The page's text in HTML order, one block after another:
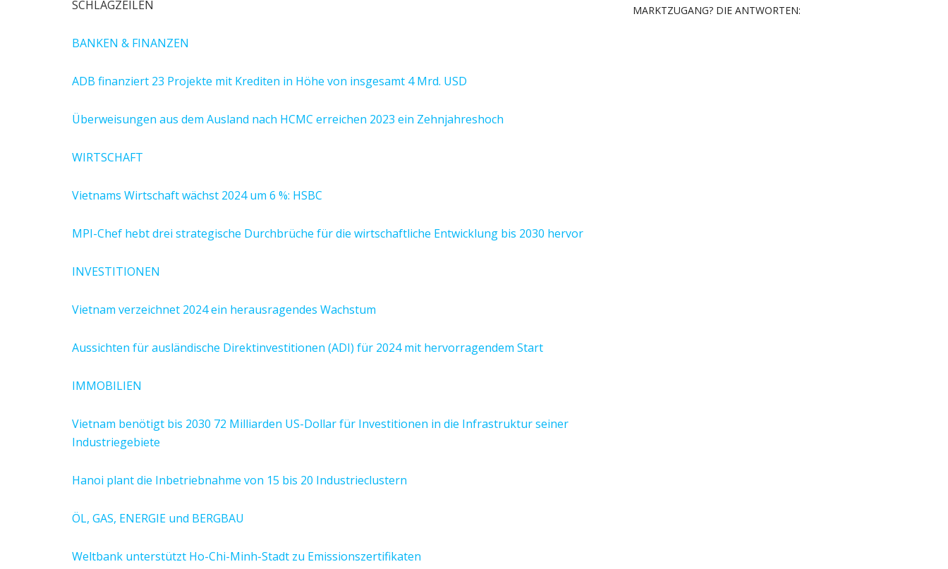
SCHLAGZEILEN
BANKEN & FINANZEN
ADB finanziert 23 Projekte mit Krediten in Höhe von insgesamt 4 Mrd. USD
Überweisungen aus dem Ausland nach HCMC erreichen 2023 ein Zehnjahreshoch
WIRTSCHAFT
Vietnams Wirtschaft wächst 2024 um 6 %: HSBC
MPI-Chef hebt drei strategische Durchbrüche für die wirtschaftliche Entwicklung bis 2030 hervor
INVESTITIONEN
Vietnam verzeichnet 2024 ein herausragendes Wachstum
Aussichten für ausländische Direktinvestitionen (ADI) für 2024 mit hervorragendem Start
IMMOBILIEN
Vietnam benötigt bis 2030 72 Milliarden US-Dollar für Investitionen in die Infrastruktur seiner
Industriegebiete
Hanoi plant die Inbetriebnahme von 15 bis 20 Industrieclustern
ÖL, GAS, ENERGIE und BERGBAU
Weltbank unterstützt Ho-Chi-Minh-Stadt zu Emissionszertifikaten
MARKTZUGANG? DIE ANTWORTEN: